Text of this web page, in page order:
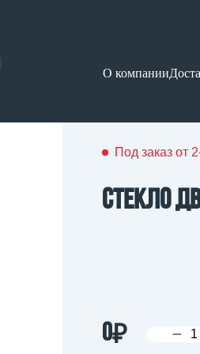
О компании
Под заказ от
Стекло
0₽